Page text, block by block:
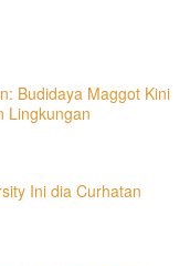
Budidaya Maggot Kini
Lingkungan
Ini dia Curhatan